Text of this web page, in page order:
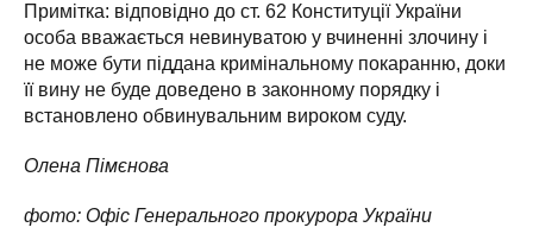
Примітка: відповідно до ст. 62 Конституції України
особа вважається невинуватою у вчиненні злочину і
не може бути піддана кримінальному покаранню, доки
її вину не буде доведено в законному порядку і
встановлено обвинувальним вироком суду.
Олена Пімєнова
фото: Офіс Генерального прокурора України